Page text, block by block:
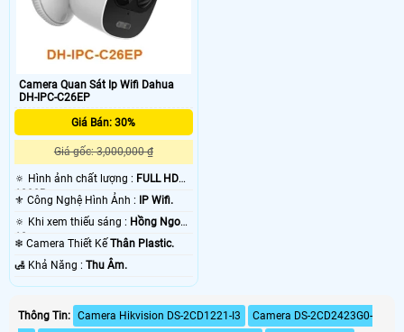
Camera Quan Sát Ip Wifi Dahua
DH-IPC-C26EP
Giá Bán: 30%
Giá gốc: 3,000,000 ₫
🔅 Hình ảnh chất lượng : FULL HD
1080P .
⚜️ Công Nghệ Hình Ảnh :
IP Wifi.
🔅 Khi xem thiếu sáng : Hồng Ngoại
10m .❄ Camera Thiết Kế Thân Plastic.
️🛃 Khả Năng : Thu Âm.
Thông Tin: Camera Hikvision DS-2CD1221-I3
Camera DS-2CD2423G0-